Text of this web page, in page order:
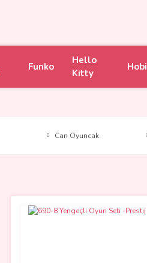
Funko
Hello
Kitty
Hobi
Can Oyuncak